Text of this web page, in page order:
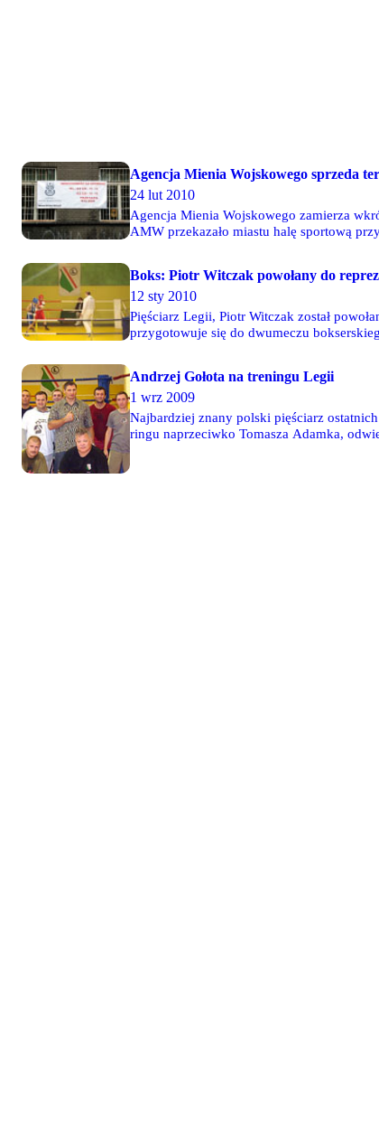
Agencja Mienia Wojskowego sprzeda
24 lut 2010
Agencja Mienia Wojskowego zamierza
AMW przekazało miastu halę sportową
Boks: Piotr Witczak powołany do
12 sty 2010
Pięściarz Legii, Piotr Witczak został
przygotowuje się do dwumeczu
Andrzej Gołota na treningu Legii
1 wrz 2009
Najbardziej znany polski pięściarz
ringu naprzeciwko Tomasza Adamka,